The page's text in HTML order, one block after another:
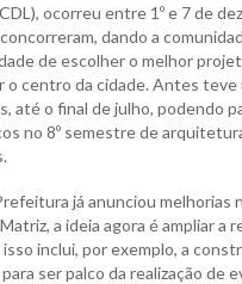
ocorreu entre 1º e 7 de
dando a
de escolher o melhor
o centro da cidade. Antes teve
até o final de julho, podendo
no 8º semestre de
já anunciou melhorias
a ideia agora é ampliar a
inclui, por exemplo, a
ser palco da realização de